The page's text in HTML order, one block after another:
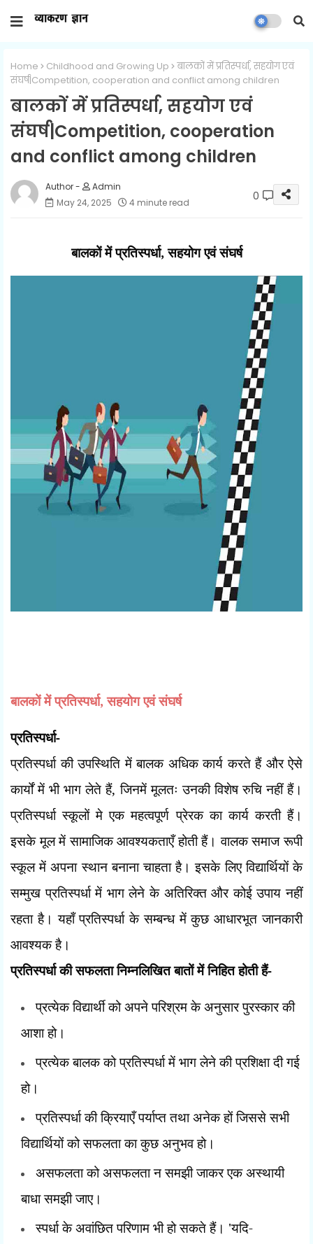
Home Childhood and Growing Up
बालकों में प्रतिस्पर्धा, सहयोग एवं
संघर्ष|Competition, cooperation and conflict among children
बालकों में प्रतिस्पर्धा, सहयोग एवं
संघर्ष|Competition, cooperation
and conflict among children
Admin
May 24, 2025
4 minute read 0
बालकों में प्रतिस्पर्धा,सहयोग एवं संघर्ष
बालकों में प्रतिस्पर्धा,सहयोग एवं संघर्ष
प्रतिस्पर्धा-
प्रतिस्पर्धा की उपस्थिति में बालक अधिक कार्य करते हैं और ऐसे
कार्यों में भी भाग लेते हैं,जिनमें मूलतः उनकी विशेष रुचि नहीं हैं।
प्रतिस्पर्धा स्कूलों मे एक महत्वपूर्ण प्रेरक का कार्य करती हैं।
इसके मूल में सामाजिक आवश्यकताएँ होती हैं। वालक समाज रूपी
स्कूल में अपना स्थान बनाना चाहता है। इसके लिए विद्यार्थियों के
सम्मुख प्रतिस्पर्धा में भाग लेने के अतिरिक्त और कोई उपाय नहीं
रहता है। यहाँ प्रतिस्पर्धा के सम्बन्ध में कुछ आधारभूत जानकारी
आवश्यक है।
प्रतिस्पर्धा की सफलता निम्नलिखित बातों में निहित होती हैं-
प्रत्येक विद्यार्थी को अपने परिश्रम के अनुसार पुरस्कार की
आशा हो।
प्रत्येक बालक को प्रतिस्पर्धा में भाग लेने की प्रशिक्षा दी गई
हो।
प्रतिस्पर्धा की क्रियाएँ पर्याप्त तथा अनेक हों जिससे सभी
विद्यार्थियों को सफलता का कुछ अनुभव हो।
असफलता को असफलता न समझी जाकर एक अस्थायी
बाधा समझी जाए।
स्पर्धा के अवांछित परिणाम भी हो सकते हैं। 'यदि-